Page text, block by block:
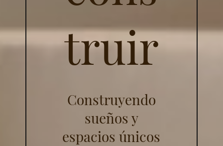
truir
Construyendo
sueños y
espacios únicos